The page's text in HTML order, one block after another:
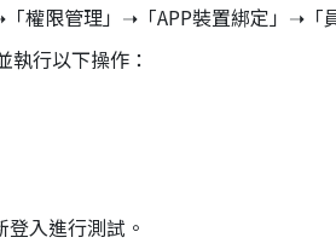
權限管理」➝「APP裝置綁定」➝「
行以下操作：
入進行測試。